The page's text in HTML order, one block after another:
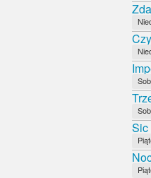
Sic